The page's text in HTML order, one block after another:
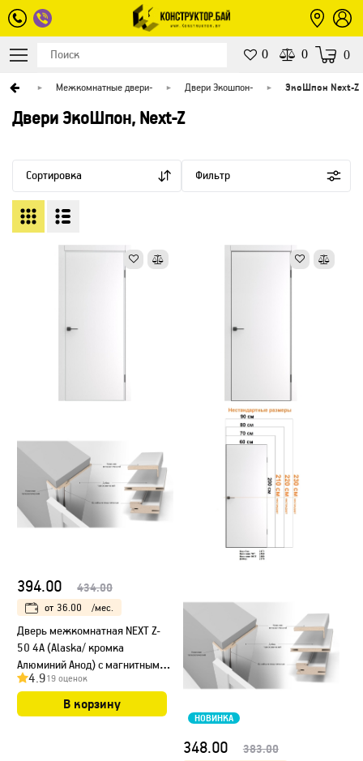
0 0 0
Межкомнатные двери- Двери Экошпон- ЭкоШпон Next-Z
Двери ЭкоШпон, Next-Z
Сортировка Фильтр
394.00 434.00
от 36.00 /мес.
Дверь межкомнатная NEXT Z-
50 4A (Alaska/ кромка
Алюминий Анод) с магнитным
замком
4.919 оценок
В корзину
НОВИНКА
348.00 383.00